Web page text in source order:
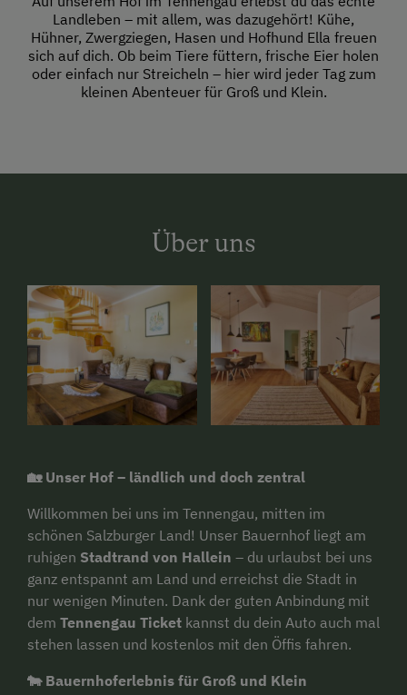
Landleben – mit allem, was dazugehört! Kühe,
Hühner, Zwergziegen, Hasen und Hofhund Ella freuen
sich auf dich. Ob beim Tiere füttern, frische Eier holen
oder einfach nur Streicheln – hier wird jeder Tag zum
kleinen Abenteuer für Groß und Klein.
Über uns
🏡 Unser Hof – ländlich und doch zentral
Willkommen bei uns im Tennengau, mitten im
schönen Salzburger Land! Unser Bauernhof liegt am
ruhigen Stadtrand von Hallein – du urlaubst bei uns
ganz entspannt am Land und erreichst die Stadt in
nur wenigen Minuten. Dank der guten Anbindung mit
dem Tennengau Ticket kannst du dein Auto auch mal
stehen lassen und kostenlos mit den Öffis fahren.
🐄 Bauernhoferlebnis für Groß und Klein